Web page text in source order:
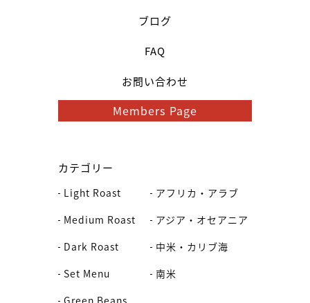
ブログ
FAQ
お問い合わせ
Members Page
カテゴリー
Light Roast
Medium Roast
Dark Roast
Set Menu
Green Beans
アフリカ・アラブ
アジア・オセアニア
中米・カリブ海
南米